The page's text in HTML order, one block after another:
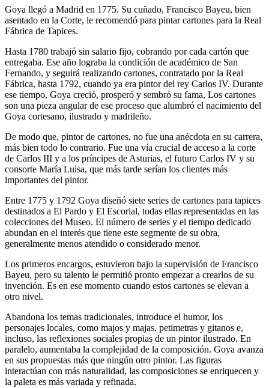
Goya llegó a Madrid en 1775. Su cuñado, Francisco Bayeu, bien
asentado en la Corte, le recomendó para pintar cartones para la ­Real
Fábrica de Tapices.
Hasta 1780 trabajó sin salario fijo, cobrando por cada cartón que
entregaba. Ese año lograba la condición de académico de San
Fernando, y seguirá realizando cartones, contratado por la Real
Fábrica, hasta 1792, cuando ya era pintor del rey Carlos IV. Durante
ese tiempo, Goya creció, prosperó y sembró su fama, Los cartones
son una pieza angular de ese proceso que alumbró el nacimiento del
Goya cortesano, ilustrado y madrileño.
De modo que, pintor de cartones, no fue una anécdota en su carrera,
más bien todo lo contrario. Fue una vía crucial de acceso a la corte
de Carlos III y a los príncipes de Asturias, el futuro Carlos IV y su
consorte María Luisa, que más tarde serían los clientes más
importantes del pintor.
Entre 1775 y 1792 Goya diseñó siete series de cartones para tapices
destinados a El Pardo y El Escorial, todas ellas representadas en las
colecciones del Museo. El número de series y el tiempo dedicado
abundan en el interés que tiene este segmente de su obra,
generalmente menos atendido o considerado menor.
Los primeros encargos, estuvieron bajo la supervisión de Francisco
Bayeu, pero su talento le permitió pronto empezar a crearlos de su
invención. Es en ese momento cuando estos cartones se elevan a
otro nivel.
Abandona los temas tradicionales, introduce el humor, los
personajes locales, como majos y majas, petimetras y gitanos e,
incluso, las reflexiones sociales propias de un pintor ilustrado. En
paralelo, aumentaba la complejidad de la composición. Goya avanza
en sus propuestas más que ningún otro pintor. Las figuras
interactúan con más naturalidad, las composiciones se enriquecen y
la paleta es más variada y refinada.